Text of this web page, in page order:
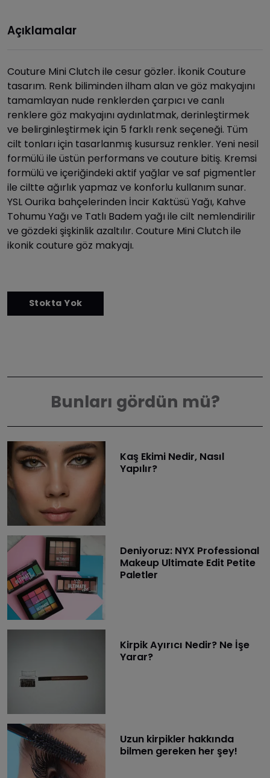
Açıklamalar
Couture Mini Clutch ile cesur gözler. İkonik Couture
tasarım. Renk biliminden ilham alan ve göz makyajını
tamamlayan nude renklerden çarpıcı ve canlı
renklere göz makyajını aydınlatmak, derinleştirmek
ve belirginleştirmek için 5 farklı renk seçeneği. Tüm
cilt tonları için tasarlanmış kusursuz renkler. Yeni nesil
formülü ile üstün performans ve couture bitiş. Kremsi
formülü ve içeriğindeki aktif yağlar ve saf pigmentler
ile ciltte ağırlık yapmaz ve konforlu kullanım sunar.
YSL Ourika bahçelerinden İncir Kaktüsü Yağı, Kahve
Tohumu Yağı ve Tatlı Badem yağı ile cilt nemlendirilir
ve gözdeki şişkinlik azaltılır. Couture Mini Clutch ile
ikonik couture göz makyajı.
Bunları gördün mü?
Kaş Ekimi Nedir, Nasıl
Yapılır?
Deniyoruz: NYX Professional
Makeup Ultimate Edit Petite
Paletler
Kirpik Ayırıcı Nedir? Ne İşe
Yarar?
Uzun kirpikler hakkında
bilmen gereken her şey!